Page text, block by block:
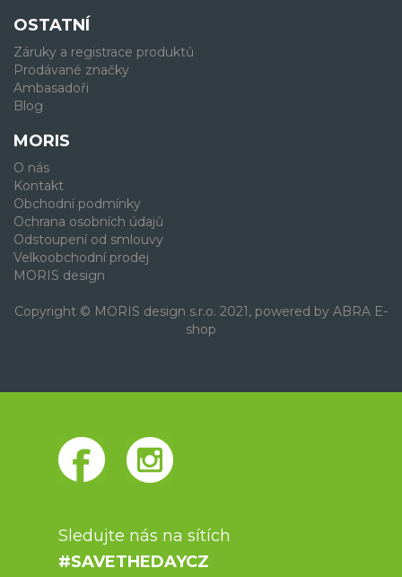
OSTATNÍ
Záruky a registrace produktů
Prodávané značky
Ambasadoři
Blog
MORIS
O nás
Kontakt
Obchodní podmínky
Ochrana osobních údajů
Odstoupení od smlouvy
Velkoobchodní prodej
MORIS design
Copyright © MORIS design s.r.o. 2021, powered by ABRA E-
shop
Sledujte nás na sítích
#SAVETHEDAYCZ